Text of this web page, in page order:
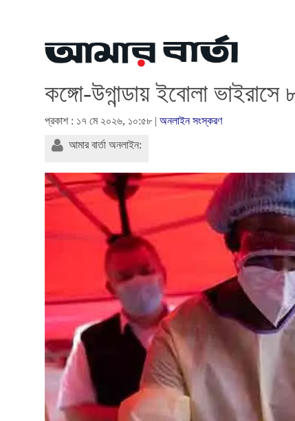
কঙ্গো-উগান্ডায় ইবোলা
প্রকাশ : ১৭ মে ২০২৬, ১০:৫৮ | অনলাইন সংস্করণ
আমার বার্তা অনলাইন: